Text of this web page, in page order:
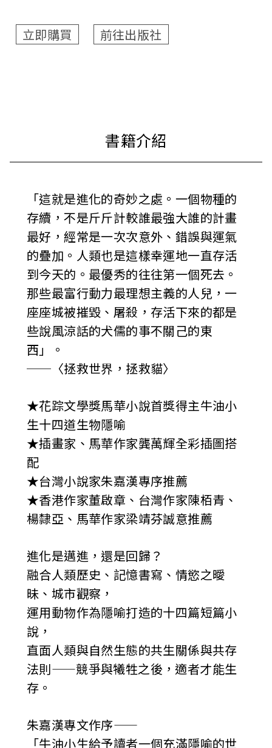
立即購買 前往出版社
「這就是進化的奇妙之處。一個物種的
存續，不是斤斤計較誰最強大誰的計畫
最好，經常是一次次意外、錯誤與運氣
的疊加。人類也是這樣幸運地一直存活
到今天的。最優秀的往往第一個死去。
那些最富行動力最理想主義的人兒，一
座座城被摧毀、屠殺，存活下來的都是
些說風涼話的犬儒的事不關己的東
西」。
──〈拯救世界，拯救貓〉
★花踪文學獎馬華小說首獎得主牛油小
生十四道生物隱喻
★插畫家、馬華作家龔萬輝全彩插圖搭
配
★台灣小說家朱嘉漢專序推薦
★香港作家董啟章、台灣作家陳栢青、
楊隸亞、馬華作家梁靖芬誠意推薦
進化是邁進，還是回歸？
融合人類歷史、記憶書寫、情慾之曖
昧、城市觀察，
運用動物作為隱喻打造的十四篇短篇小
說，
直面人類與自然生態的共生關係與共存
法則——競爭與犧牲之後，適者才能生
存。
朱嘉漢專文作序——
「牛油小生給予讀者一個充滿隱喻的世